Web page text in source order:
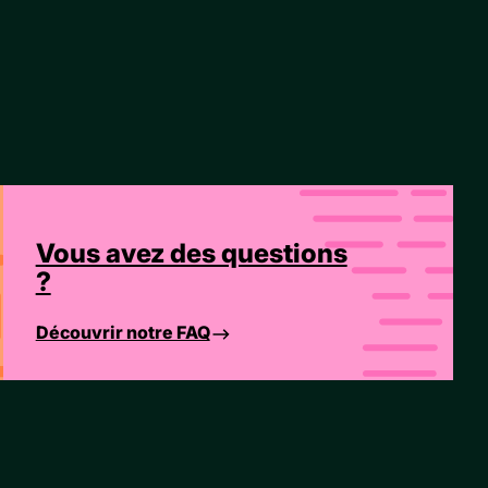
Vous avez des questions
?
Découvrir notre FAQ